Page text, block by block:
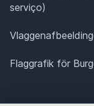
serviço)
Flaggrafik för